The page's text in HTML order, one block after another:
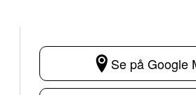
Se på Google